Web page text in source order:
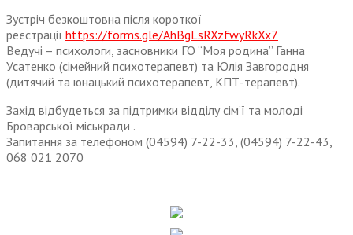
Зустріч безкоштовна після короткої
реєстрації https://forms.gle/AhBgLsRXzfwyRkXx7
Ведучі – психологи, засновники ГО “Моя родина” Ганна
Усатенко (сімейний психотерапевт) та Юлія Завгородня
(дитячий та юнацький психотерапевт, КПТ-терапевт).
Захід відбудеться за підтримки відділу сім’ї та молоді
Броварської міськради .
Запитання за телефоном (04594) 7-22-33, (04594) 7-22-43,
068 021 2070